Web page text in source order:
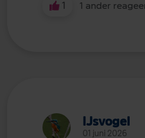
1 1 ander
IJsvogel
01 juni 2026